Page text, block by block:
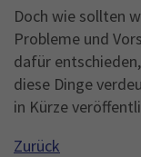
Doch wie sollten
Probleme und
dafür
diese Dinge
in Kürze
Zurück